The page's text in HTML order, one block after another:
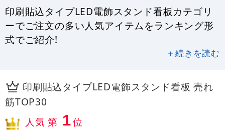
印刷貼込タイプLED電飾スタンド看板カテゴリ
ーでご注文の多い人気アイテムをランキング形
式でご紹介!
＋続きを読む
印刷貼込タイプLED電飾スタンド看板 売れ
筋TOP30
人気 第 1位